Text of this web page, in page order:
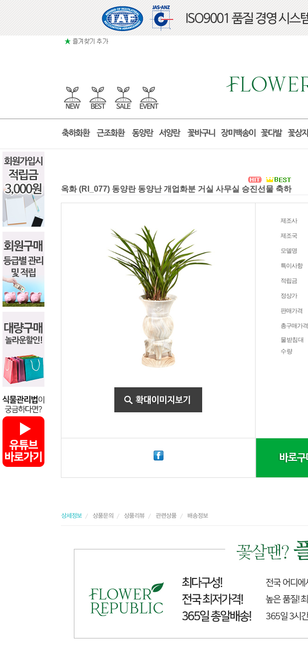
옥화 (RI_077) 동양란 동양난 개업화분 거실 사무실 승진선물 축하
제조사
제조국
모델명
특이사항
적립금
정상가
판매가격
총구매가격
물받침대
수량